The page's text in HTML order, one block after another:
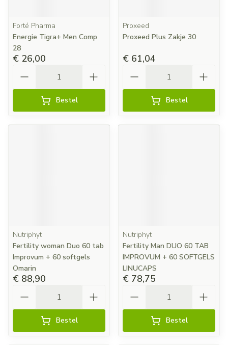
Forté Pharma
Energie Tigra+ Men Comp
28
€ 26,00
Bestel
Proxeed
Proxeed Plus Zakje 30
€ 61,04
Bestel
Nutriphyt
Fertility woman Duo 60 tab
Improvum + 60 softgels
Omarin
€ 88,90
Bestel
Nutriphyt
Fertility Man DUO 60 TAB
IMPROVUM + 60 SOFTGELS
LINUCAPS
€ 78,75
Bestel